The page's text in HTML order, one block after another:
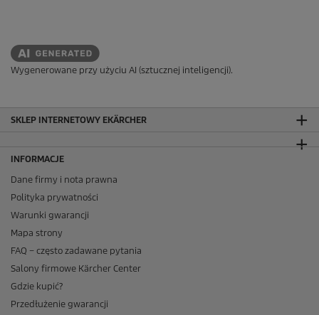
Wygenerowane przy użyciu AI (sztucznej inteligencji).
SKLEP INTERNETOWY EKÄRCHER
INFORMACJE
Dane firmy i nota prawna
Polityka prywatności
Warunki gwarancji
Mapa strony
FAQ – często zadawane pytania
Salony firmowe Kärcher Center
Gdzie kupić?
Przedłużenie gwarancji